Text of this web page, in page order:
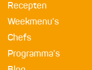
Recepten
Weekmenu's
Chefs
Programma's